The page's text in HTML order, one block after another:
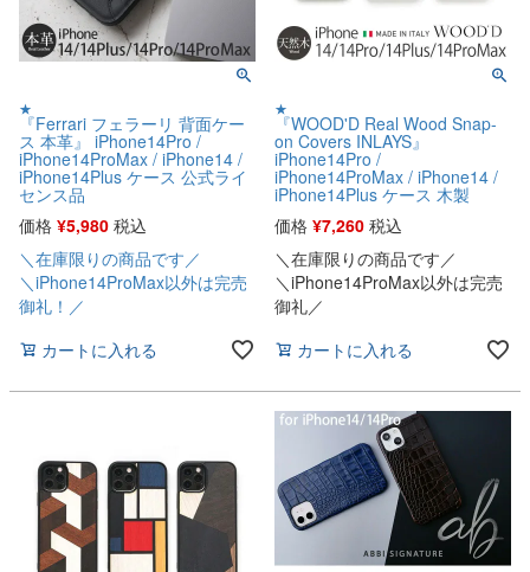
★
『Ferrari フェラーリ 背面ケー
ス 本革』 iPhone14Pro /
iPhone14ProMax / iPhone14 /
iPhone14Plus ケース 公式ライ
センス品
価格 ¥5,980 税込
＼在庫限りの商品です／
＼iPhone14ProMax以外は完売
御礼！／
カートに入れる
★
『WOOD'D Real Wood Snap-
on Covers INLAYS』
iPhone14Pro /
iPhone14ProMax / iPhone14 /
iPhone14Plus ケース 木製
価格 ¥7,260 税込
＼在庫限りの商品です／
＼iPhone14ProMax以外は完売
御礼／
カートに入れる